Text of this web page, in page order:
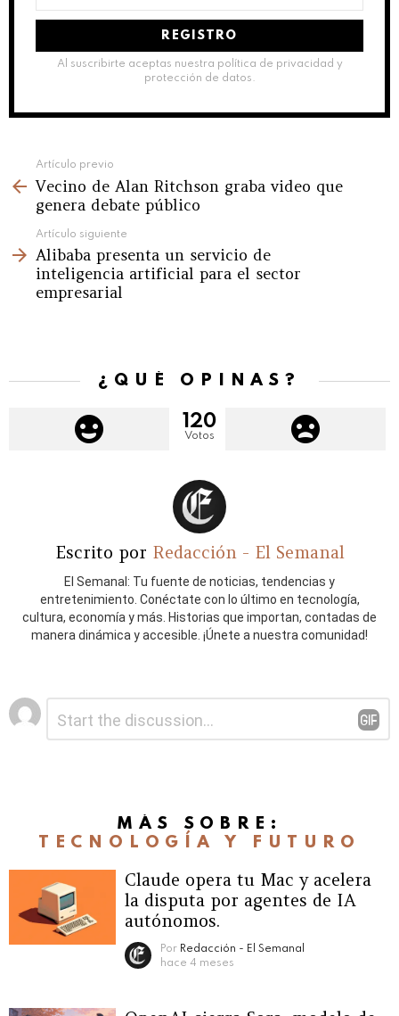
Al suscribirte aceptas nuestra política de privacidad y
protección de datos.
more
Artículo previo
Vecino de Alan Ritchson graba video que
genera debate público
Artículo siguiente
Alibaba presenta un servicio de
inteligencia artificial para el sector
empresarial
¿QUÉ OPINAS?
120
Votos
Escrito por Redacción - El Semanal
El Semanal: Tu fuente de noticias, tendencias y
entretenimiento. Conéctate con lo último en tecnología,
cultura, economía y más. Historias que importan, contadas de
manera dinámica y accesible. ¡Únete a nuestra comunidad!
Deja
una
MÁS SOBRE:
TECNOLOGÍA Y FUTURO
Claude opera tu Mac y acelera
la disputa por agentes de IA
autónomos.
Por Redacción - El Semanal
hace 4 meses